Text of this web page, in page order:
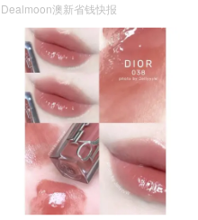
Dealmoon澳新省钱快报